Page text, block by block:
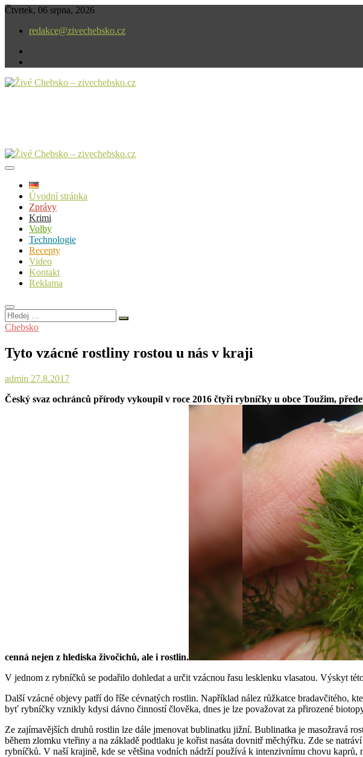
Skip
content
Čtvrtek, 06 srpna, 2026
redakce@zivechebsko.cz
Úvodní stránka
Zprávy
Krimi
Volby
Technologie
Recepty
Video
Kontakt
Reklama
Hledej
…
Chebsko
Tyto vzácné rostliny rostou u nás v kraji
admin 27.8.2017
Český svaz ochránců přírody vykoupil v roce 2016 čtyři rybníčky u obce Toužim,
cenná nejen z hlediska živočichů, ale i rostlin.
V jednom z rybníčků se podařilo dohledat a určit vzácnou řasu lesklenku vlasatou. Výskyt
Další vzácné objevy patří do říše cévnatých rostlin. Například nález růžkatce bradavčitého,
byť rybníčky vznikly kdysi dávno činností člověka, dnes je lze považovat za přirozené
Ze zajímavějších druhů rostlin lze dále jmenovat bublinatku jižní. Bublinatka je masožravá
během zlomku vteřiny a na základě podtlaku je kořist nasáta dovnitř měchýřku. Zde se
rybníčků. V naší krajině, kde se většina vodních nádrží používá k intenzivnímu chovu kaprů,